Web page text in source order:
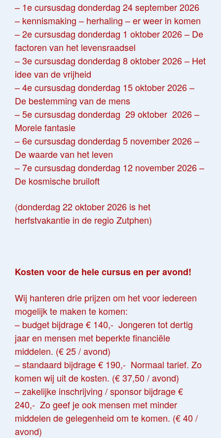
– 1e cursusdag donderdag 24 september 2026
– kennismaking – herhaling – er weer in komen
– 2e cursusdag donderdag 1 oktober 2026 – De
factoren van het levensraadsel
– 3e cursusdag donderdag 8 oktober 2026 – Het
idee van de vrijheid
– 4e cursusdag donderdag 15 oktober 2026 –
De bestemming van de mens
– 5e cursusdag donderdag 29 oktober 2026 –
Morele fantasie
– 6e cursusdag donderdag 5 november 2026 –
De waarde van het leven
– 7e cursusdag donderdag 12 november 2026 –
De kosmische bruiloft
(donderdag 22 oktober 2026 is het
herfstvakantie in de regio Zutphen)
Kosten voor de hele cursus en per avond!
Wij hanteren drie prijzen om het voor iedereen
mogelijk te maken te komen:
– budget bijdrage € 140,- Jongeren tot dertig
jaar en mensen met beperkte financiële
middelen. (€ 25 / avond)
– standaard bijdrage € 190,- Normaal tarief. Zo
komen wij uit de kosten. (€ 37,50 / avond)
– zakelijke inschrijving / sponsor bijdrage €
240,- Zo geef je ook mensen met minder
middelen de gelegenheid om te komen. (€ 40 /
avond)